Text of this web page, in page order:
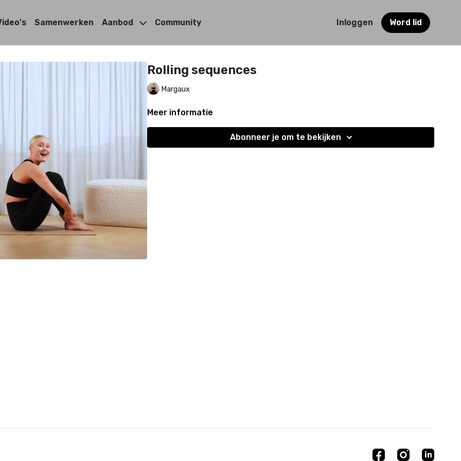
Samenwerken Aanbod Community Inloggen Word lid
Rolling sequences
Margaux
Meer informatie
Abonneer je om te bekijken